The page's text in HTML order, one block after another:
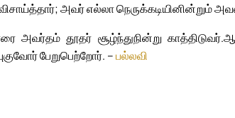
அவர் எல்லா நெருக்கடியினின்றும்
தூதர் சூழ்ந்துநின்று காத்திடுவர்.
பேறுபெற்றோர். –பல்லவி